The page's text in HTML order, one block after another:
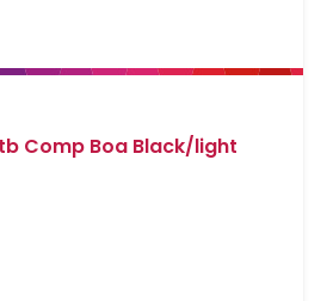
Comp Boa Black/light